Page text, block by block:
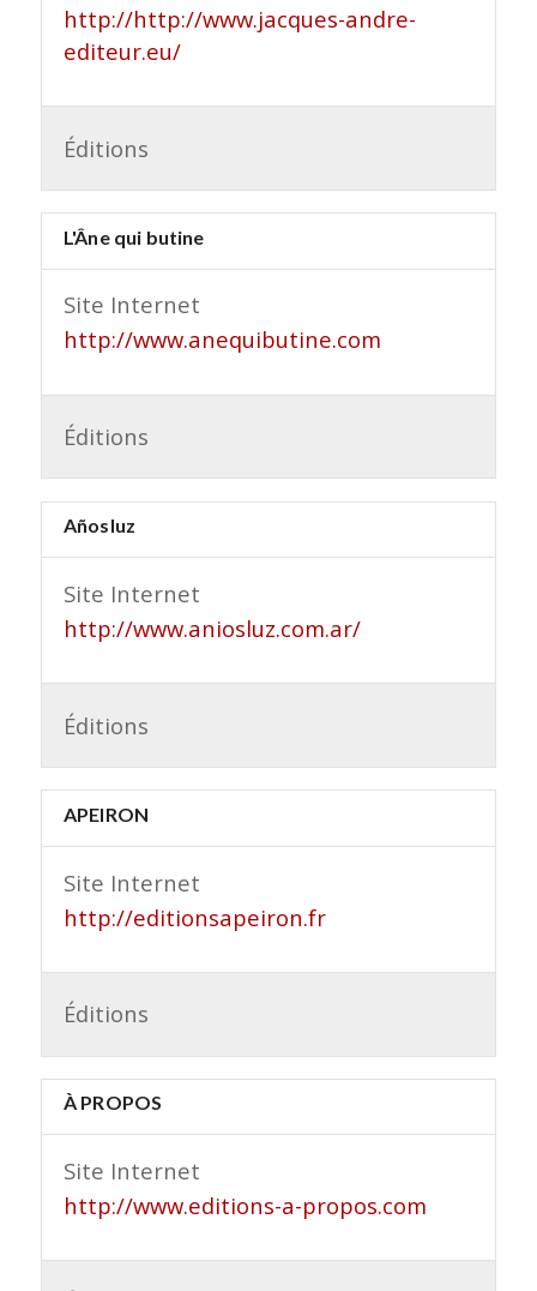
http://http://www.jacques-andre-
editeur.eu/
Éditions
L'Âne qui butine
Site Internet
http://www.anequibutine.com
Éditions
Añosluz
Site Internet
http://www.aniosluz.com.ar/
Éditions
APEIRON
Site Internet
http://editionsapeiron.fr
Éditions
À PROPOS
Site Internet
http://www.editions-a-propos.com